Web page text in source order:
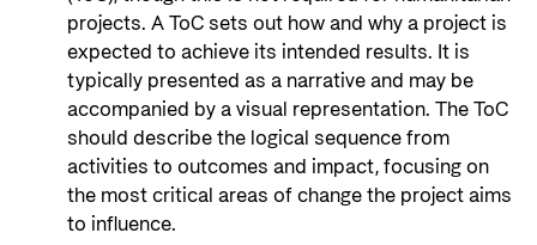
projects. A ToC sets out how and why a project is
expected to achieve its intended results. It is
typically presented as a narrative and may be
accompanied by a visual representation. The ToC
should describe the logical sequence from
activities to outcomes and impact, focusing on
the most critical areas of change the project aims
to influence.